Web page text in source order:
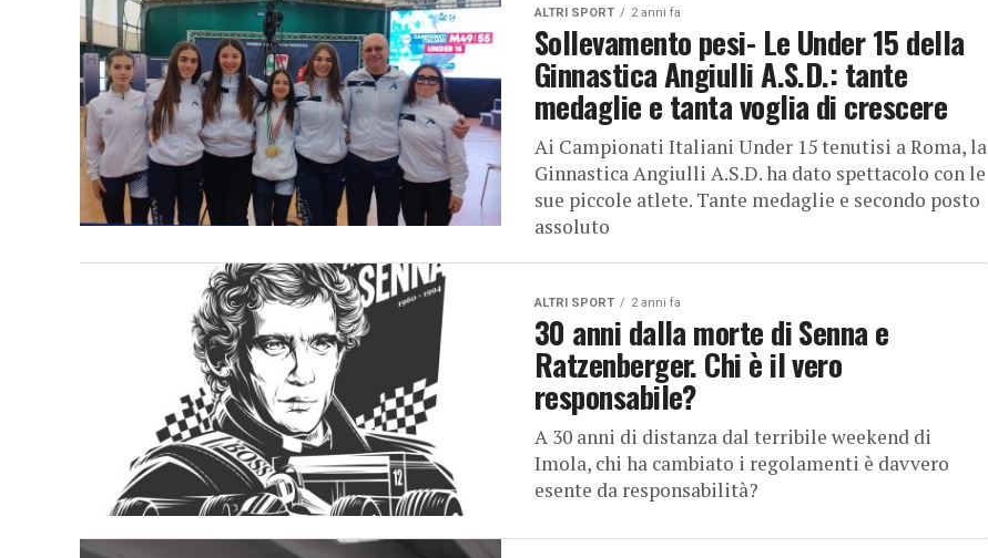
ALTRI SPORT 2 anni fa
Sollevamento pesi- Le Under 15 della
Ginnastica Angiulli A.S.D.: tante
medaglie e tanta voglia di crescere
Ai Campionati Italiani Under 15 tenutisi a Roma, la
Ginnastica Angiulli A.S.D. ha dato spettacolo con le
sue piccole atlete. Tante medaglie e secondo posto
assoluto
ALTRI SPORT 2 anni fa
30 anni dalla morte di Senna e
Ratzenberger. Chi è il vero
responsabile?
A 30 anni di distanza dal terribile weekend di
Imola, chi ha cambiato i regolamenti è davvero
esente da responsabilità?